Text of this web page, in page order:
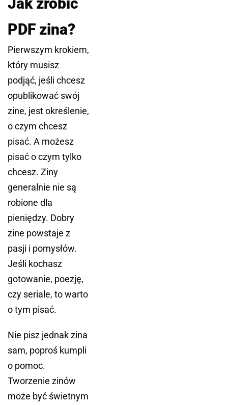
PDF zina?
Pierwszym krokiem,
który musisz
podjąć, jeśli chcesz
opublikować swój
zine, jest określenie,
o czym chcesz
pisać. A możesz
pisać o czym tylko
chcesz. Ziny
generalnie nie są
robione dla
pieniędzy. Dobry
zine powstaje z
pasji i pomysłów.
Jeśli kochasz
gotowanie, poezję,
czy seriale, to warto
o tym pisać.
Nie pisz jednak zina
sam, poproś kumpli
o pomoc.
Tworzenie zinów
może być świetnym